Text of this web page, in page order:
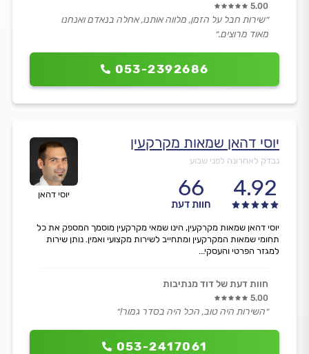
053-2392686
5.00
״שירות חבל על הזמן, מלווה אותנו, אחלה בנאדם ואנחנו
מאוד מרוצים.״
יוסי דהאן
יוסי דהאן שמאות מקרקעין
נבדק לאחרונה לפני שבוע
4.92
66
חוות דעת
053-2417061
יוסי דהאן שמאות מקרקעין, הינו שמאי מקרקעין מוסמך המספק את כל
תחומי שמאות המקרקעין ומתחייב לשירות מקצועי ואמין. נותן שירות
למגזר הפרטי והעסקי...
חוות דעת של דוד מנתיבות
5.00
״השירות היה טוב, הכל היה בסדר גמור!״